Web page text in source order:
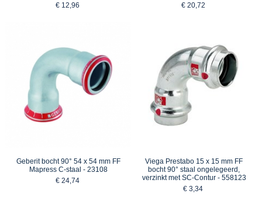
€ 12,96
€ 20,72
Geberit bocht 90° 54 x 54 mm FF
Mapress C-staal - 23108
€ 24,74
Viega Prestabo 15 x 15 mm FF
bocht 90° staal ongelegeerd,
verzinkt met SC-Contur - 558123
€ 3,34